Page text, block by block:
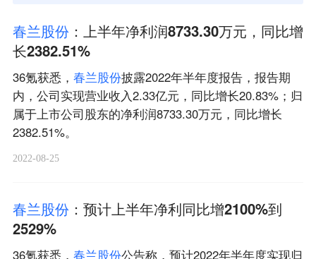
春兰股份：上半年净利润8733.30万元，同比增
长2382.51%
36氪获悉， 春兰股份披露2022年半年度报告，报告期
内，公司实现营业收入2.33亿元，同比增长20.83%；归
属于上市公司股东的净利润8733.30万元，同比增长
2382.51%。
2022-08-25
春兰股份：预计上半年净利同比增2100%到
2529%
36氪获悉， 春兰股份公告称，预计2022年半年度实现归